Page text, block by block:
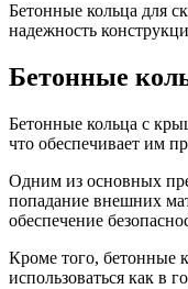
Бетонные кольца для
надежность
Бетонные
Бетонные кольца с
что обеспечивает им
Одним из основных
попадание внешних
обеспечение
Кроме того, бетонные
использоваться как в